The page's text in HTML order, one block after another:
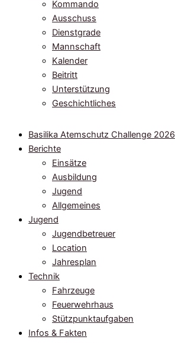
Kommando
Ausschuss
Dienstgrade
Mannschaft
Kalender
Beitritt
Unterstützung
Geschichtliches
Basilika Atemschutz Challenge 2026
Berichte
Einsätze
Ausbildung
Jugend
Allgemeines
Jugend
Jugendbetreuer
Location
Jahresplan
Technik
Fahrzeuge
Feuerwehrhaus
Stützpunktaufgaben
Infos & Fakten